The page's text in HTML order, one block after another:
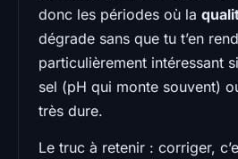
donc les périodes où la
dégrade sans que tu t’en
particulièrement intéressant
sel (pH qui monte souvent)
très dure.
Le truc à retenir : corriger,